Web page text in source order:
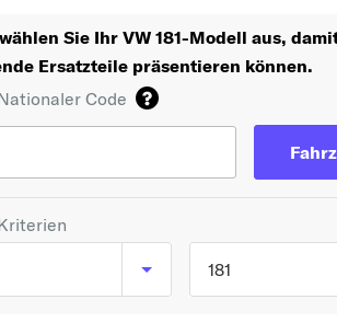
Sie Ihr VW 181-Modell aus,
Ersatzteile präsentieren können.
Code
181